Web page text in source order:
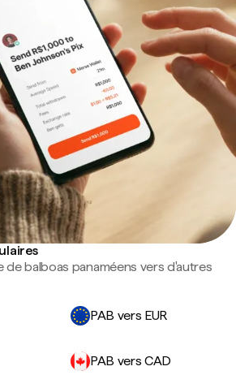
de balboas panaméens vers d'autres
PAB vers EUR
PAB vers CAD